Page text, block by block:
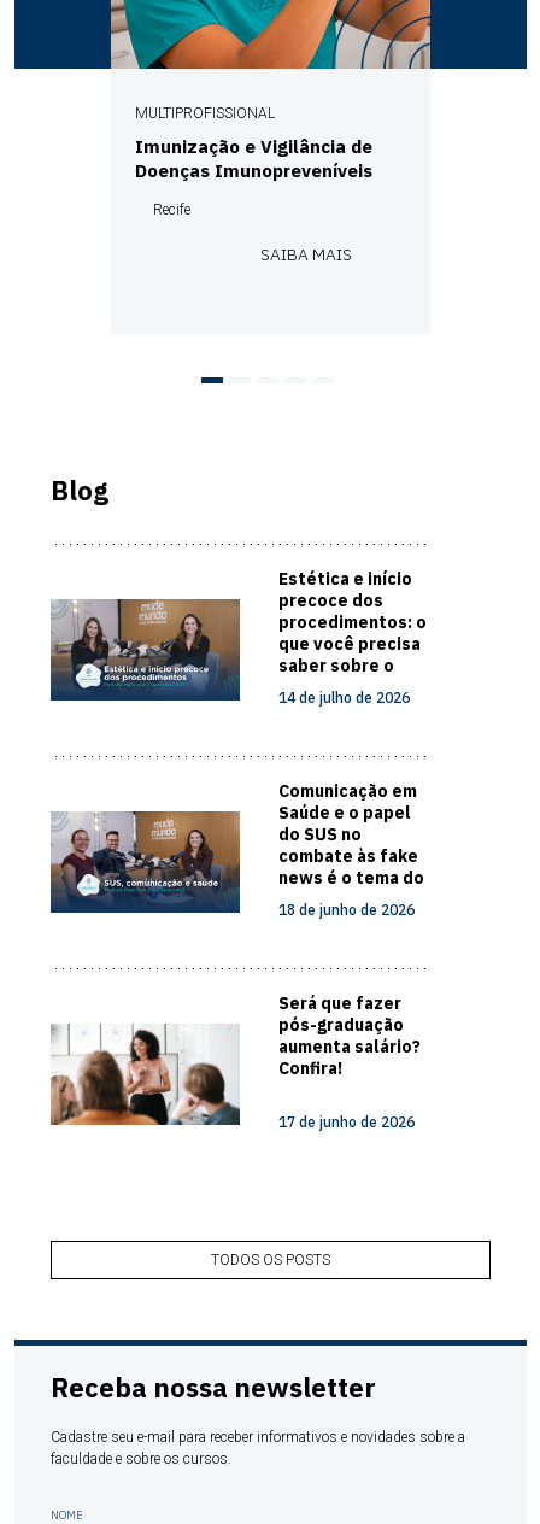
MULTIPROFISSIONAL
Imunização e Vigilância de
Doenças Imunopreveníveis
Recife
SAIBA MAIS
Blog
Estética e início
precoce dos
procedimentos: o
que você precisa
saber sobre o
cuidado com a
pele
14 de julho de 2026
Comunicação em
Saúde e o papel
do SUS no
combate às fake
news é o tema do
novo episódio do
Papo com
18 de junho de 2026
Será que fazer
pós-graduação
aumenta salário?
Confira!
17 de junho de 2026
TODOS OS POSTS
Receba nossa newsletter
Cadastre seu e-mail para receber informativos e novidades sobre a
faculdade e sobre os cursos.
NOME